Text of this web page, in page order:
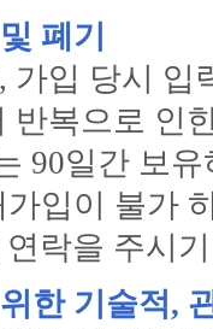
폐기
가입 당시
반복으로 인
90일간 보
입이 불가
락을 주시
한 기술적,